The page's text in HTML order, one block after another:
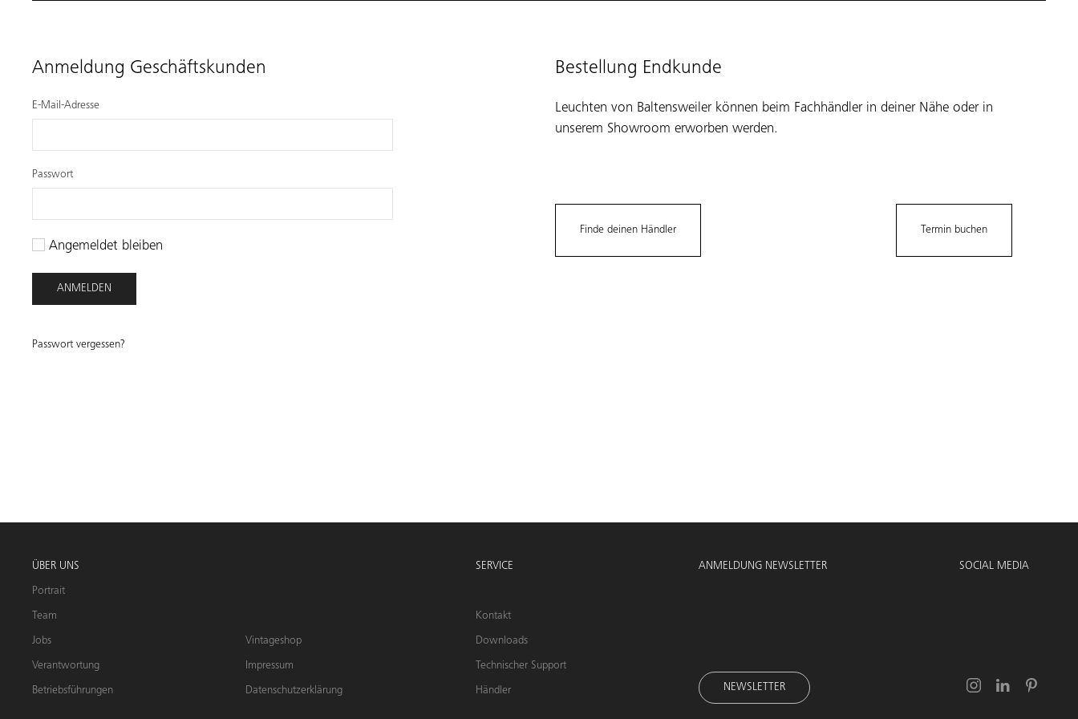
Anmeldung Geschäftskunden
E-Mail-Adresse
Passwort
Angemeldet bleiben
ANMELDEN
Passwort vergessen?
Bestellung Endkunde
Leuchten von Baltensweiler können beim Fachhändler in deiner Nähe oder in
unserem Showroom erworben werden.
Finde deinen Händler Termin buchen
ÜBER UNS
Portrait
Team
Jobs
Verantwortung
Betriebsführungen
Vintageshop
Impressum
Datenschutzerklärung
SERVICE
Kontakt
Downloads
Technischer Support
Händler
ANMELDUNG NEWSLETTER
NEWSLETTER
SOCIAL MEDIA